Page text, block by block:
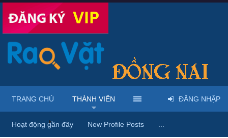
Trang chủ Thành viên
TRANG CHỦ THÀNH VIÊN
Hoạt động gần đây New Profile Posts
ĐĂNG NHẬP